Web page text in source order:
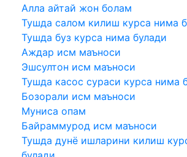
Aлла айтай жон болам
Тушда салом килиш курса нима
Тушда буз курса нима булади
Аждар исм маъноси
Эшсултон исм маъноси
Тушда касос сураси курса нима
Бозорали исм маъноси
Муниса опам
Байраммурод исм маъноси
Тушда дунё ишларини килиш